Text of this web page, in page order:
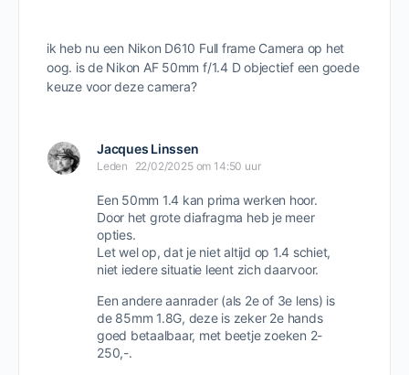
ik heb nu een Nikon D610 Full frame Camera op het
oog. is de Nikon AF 50mm f/1.4 D objectief een goede
keuze voor deze camera?
Jacques Linssen
Leden 22/02/2025 om 14:50 uur
Een 50mm 1.4 kan prima werken hoor.
Door het grote diafragma heb je meer
opties.
Let wel op, dat je niet altijd op 1.4 schiet,
niet iedere situatie leent zich daarvoor.
Een andere aanrader (als 2e of 3e lens) is
de 85mm 1.8G, deze is zeker 2e hands
goed betaalbaar, met beetje zoeken 2-
250,-.